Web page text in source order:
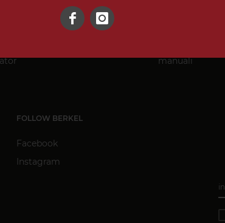
manuali
FOLLOW BERKEL
Facebook
Instagram
Instagram